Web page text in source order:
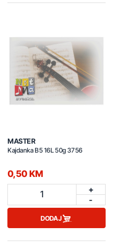
MASTER
Kajdanka B5 16L 50g 3756
0,50 KM
1
+
-
DODAJ